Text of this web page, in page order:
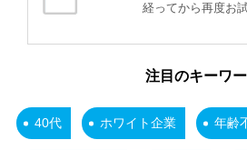
経ってから再度お
注目のキーワ
40代 ホワイト企業 年齢